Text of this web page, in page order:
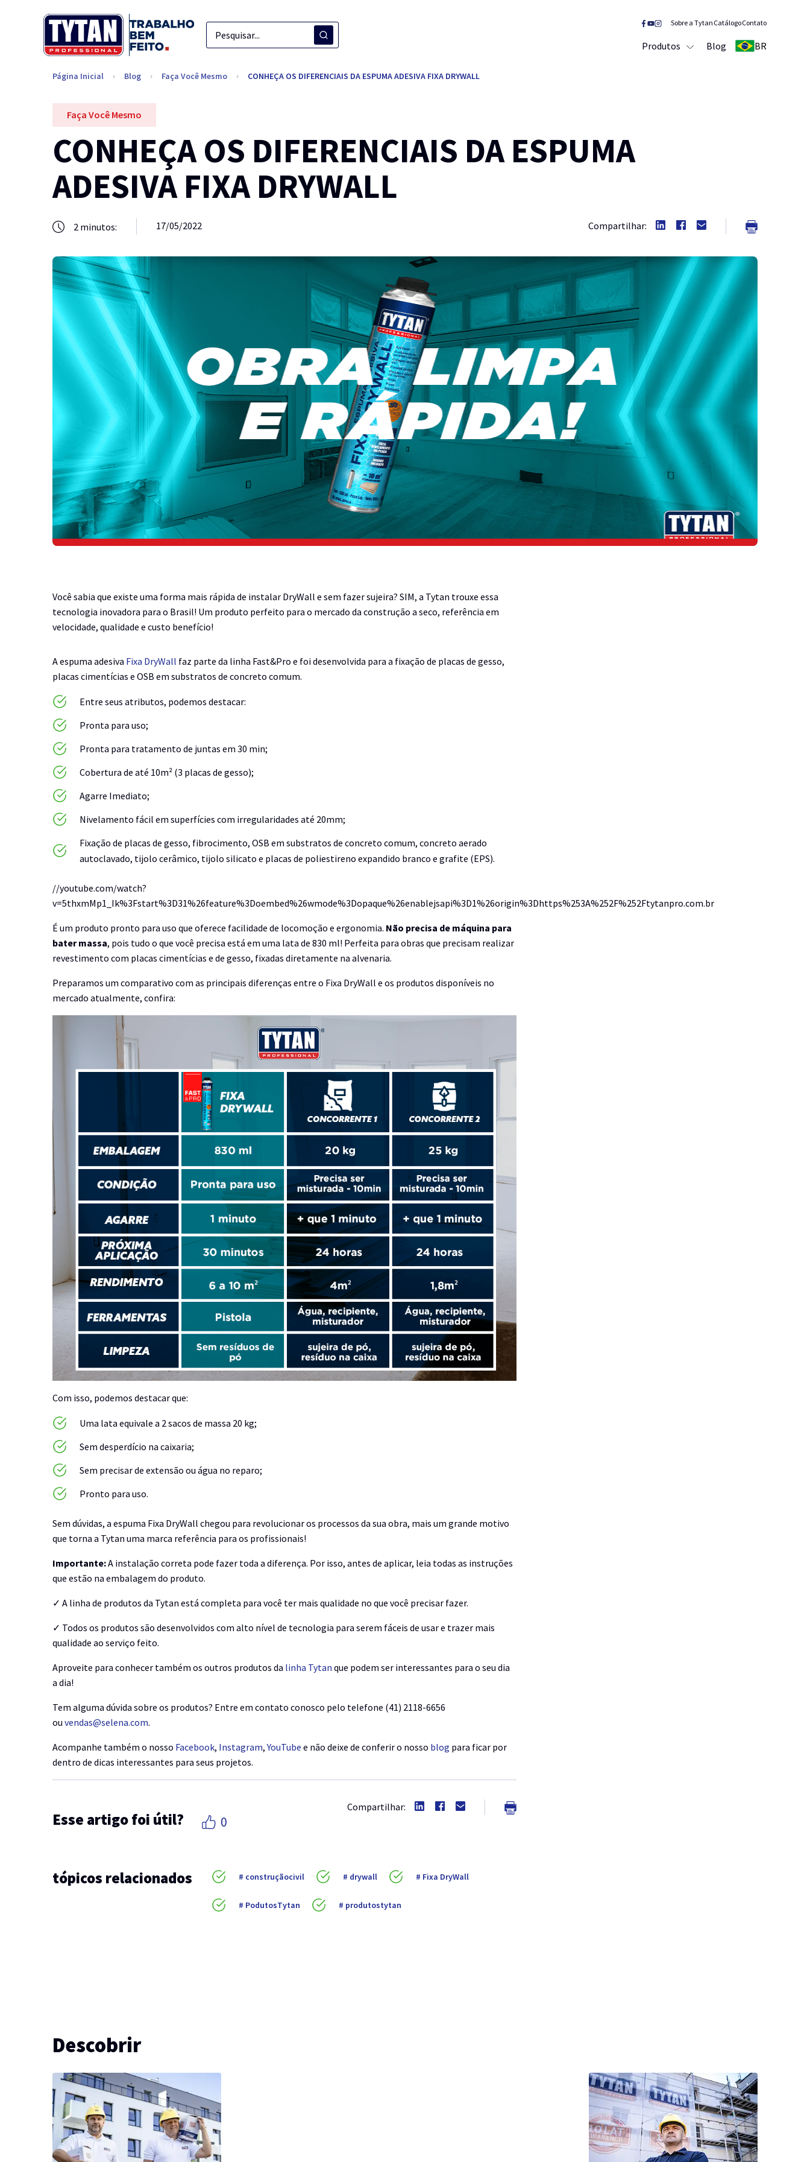
Produtos Blog BR
Sobre a Tytan CatálogoContato
Página Inicial Blog Faça Você Mesmo CONHEÇA OS DIFERENCIAIS DA ESPUMA ADESIVA FIXA DRYWALL
Faça Você Mesmo
CONHEÇA OS DIFERENCIAIS DA ESPUMA
ADESIVA FIXA DRYWALL
2 minutos: 17/05/2022 Compartilhar:
Você sabia que existe uma forma mais rápida de instalar DryWall e sem fazer sujeira? SIM, a Tytan trouxe essa
tecnologia inovadora para o Brasil! Um produto perfeito para o mercado da construção a seco, referência em
velocidade, qualidade e custo benefício!
A espuma adesiva Fixa DryWall faz parte da linha Fast&Pro e foi desenvolvida para a fixação de placas de gesso,
placas cimentícias e OSB em substratos de concreto comum.
Entre seus atributos, podemos destacar:
Pronta para uso;
Pronta para tratamento de juntas em 30 min;
Cobertura de até 10m² (3 placas de gesso);
Agarre Imediato;
Nivelamento fácil em superfícies com irregularidades até 20mm;
Fixação de placas de gesso, fibrocimento, OSB em substratos de concreto comum, concreto aerado
autoclavado, tijolo cerâmico, tijolo silicato e placas de poliestireno expandido branco e grafite (EPS).
//youtube.com/watch?
v=5thxmMp1_Ik%3Fstart%3D31%26feature%3Doembed%26wmode%3Dopaque%26enablejsapi%3D1%26origin%3Dhttps%253A%252F%252Ftytanpro.com.br
É um produto pronto para uso que oferece facilidade de locomoção e ergonomia. Não precisa de máquina para
bater massa, pois tudo o que você precisa está em uma lata de 830 ml! Perfeita para obras que precisam realizar
revestimento com placas cimentícias e de gesso, fixadas diretamente na alvenaria.
Preparamos um comparativo com as principais diferenças entre o Fixa DryWall e os produtos disponíveis no
mercado atualmente, confira:
Com isso, podemos destacar que:
Uma lata equivale a 2 sacos de massa 20 kg;
Sem desperdício na caixaria;
Sem precisar de extensão ou água no reparo;
Pronto para uso.
Sem dúvidas, a espuma Fixa DryWall chegou para revolucionar os processos da sua obra, mais um grande motivo
que torna a Tytan uma marca referência para os profissionais!
Importante:A instalação correta pode fazer toda a diferença. Por isso, antes de aplicar, leia todas as instruções
que estão na embalagem do produto.
✓ A linha de produtos da Tytan está completa para você ter mais qualidade no que você precisar fazer.
✓ Todos os produtos são desenvolvidos com alto nível de tecnologia para serem fáceis de usar e trazer mais
qualidade ao serviço feito.
Aproveite para conhecer também os outros produtos da linha Tytan que podem ser interessantes para o seu dia
a dia!
Tem alguma dúvida sobre os produtos? Entre em contato conosco pelo telefone (41) 2118-6656
ou vendas@selena.com.
Acompanhe também o nosso Facebook, Instagram,YouTube e não deixe de conferir o nosso blog para ficar por
dentro de dicas interessantes para seus projetos.
Esse artigo foi útil? 0
Compartilhar:
tópicos relacionados construçãocivil drywall Fixa DryWall
PodutosTytan produtostytan
Descobrir